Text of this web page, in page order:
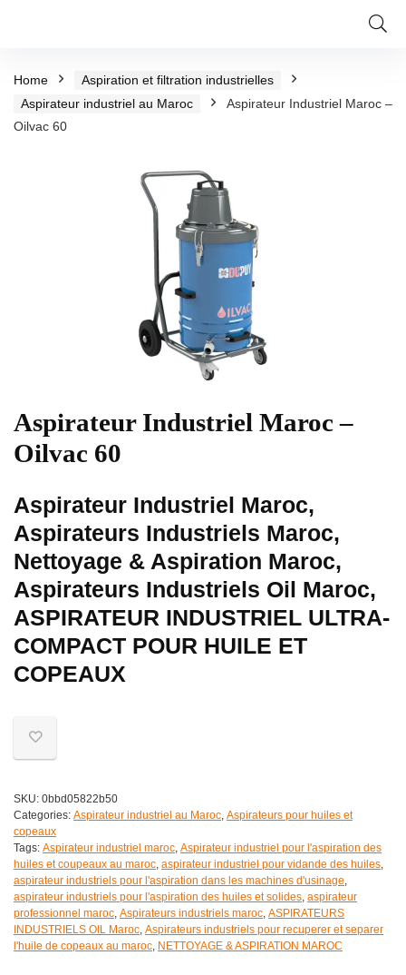
Home
Aspiration et filtration industrielles
Aspirateur industriel au Maroc
Aspirateur Industriel Maroc –
Oilvac 60
Aspirateur Industriel Maroc –
Oilvac 60
Aspirateur Industriel Maroc,
Aspirateurs Industriels Maroc,
Nettoyage & Aspiration Maroc,
Aspirateurs Industriels Oil Maroc,
ASPIRATEUR INDUSTRIEL ULTRA-
COMPACT POUR HUILE ET
COPEAUX
SKU: 0bbd05822b50
Categories: Aspirateur industriel au Maroc, Aspirateurs pour huiles et
copeaux
Tags: Aspirateur industriel maroc, Aspirateur industriel pour l'aspiration des
huiles et coupeaux au maroc, aspirateur industriel pour vidande des huiles,
aspirateur industriels pour l'aspiration dans les machines d'usinage,
aspirateur industriels pour l'aspiration des huiles et solides, aspirateur
professionnel maroc, Aspirateurs industriels maroc, ASPIRATEURS
INDUSTRIELS OIL Maroc, Aspirateurs industriels pour recuperer et separer
l'huile de copeaux au maroc, NETTOYAGE & ASPIRATION MAROC